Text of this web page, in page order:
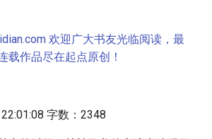
欢迎广大书友光临阅读，最
载作品尽在起点原创！
字数：2348